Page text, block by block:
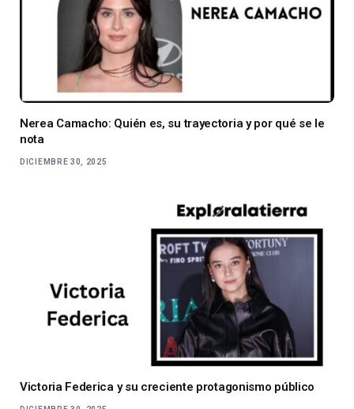
Nerea Camacho: Quién es, su trayectoria y por qué se le
nota
DICIEMBRE 30, 2025
Victoria Federica y su creciente protagonismo público